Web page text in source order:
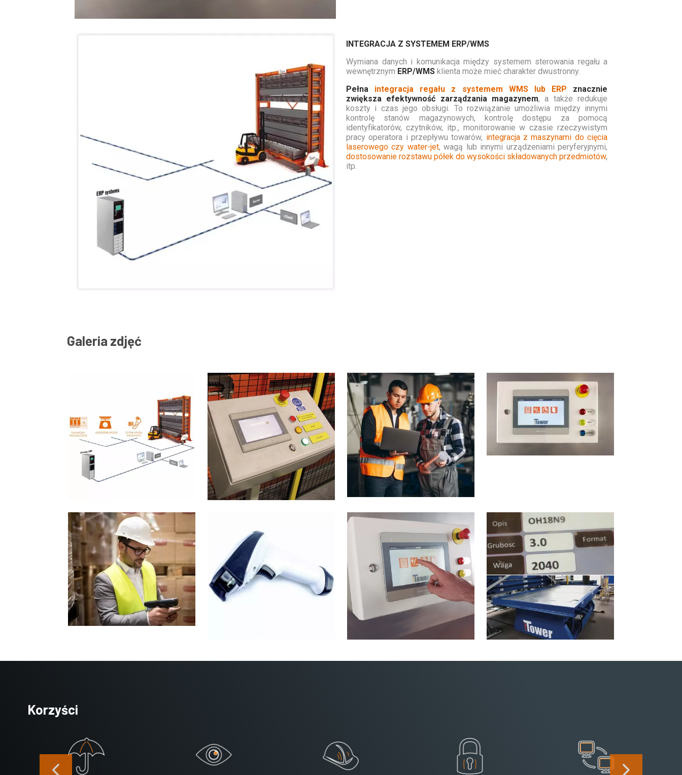
INTEGRACJA Z SYSTEMEM ERP/WMS
Wymiana danych i komunikacja między systemem sterowania regału a
wewnętrznym ERP/WMS klienta może mieć charakter dwustronny.
Pełna integracja regału z systemem WMS lub ERP znacznie
zwiększa efektywność zarządzania magazynem, a także redukuje
koszty i czas jego obsługi. To rozwiązanie umożliwia między innymi
kontrolę stanów magazynowych, kontrolę dostępu za pomocą
identyfikatorów, czytników, itp., monitorowanie w czasie rzeczywistym
pracy operatora i przepływu towarów, integracja z maszynami do cięcia
laserowego czy water-jet, wagą lub innymi urządzeniami peryferyjnymi,
dostosowanie rozstawu półek do wysokości składowanych przedmiotów,
itp.
Galeria zdjęć
Korzyści